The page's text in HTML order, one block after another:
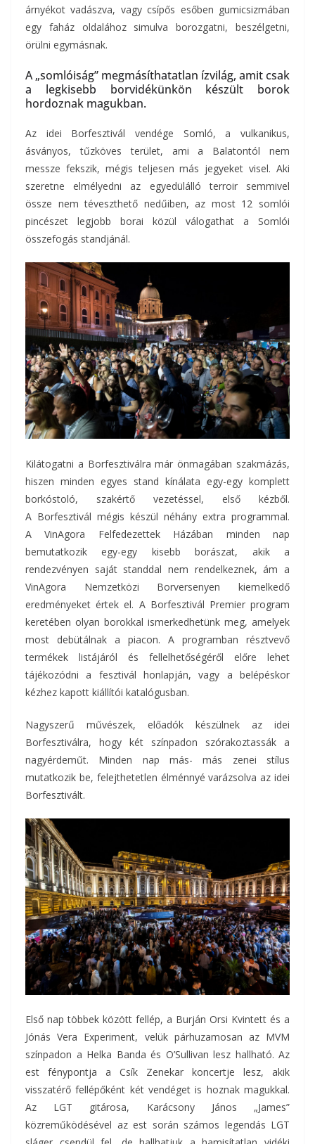
árnyékot vadászva, vagy csípős esőben gumicsizmában
egy faház oldalához simulva borozgatni, beszélgetni,
örülni egymásnak.
A „somlóiság” megmásíthatatlan ízvilág, amit csak
a legkisebb borvidékünkön készült borok
hordoznak magukban.
Az idei Borfesztivál vendége Somló, a vulkanikus,
ásványos, tűzköves terület, ami a Balatontól nem
messze fekszik, mégis teljesen más jegyeket visel. Aki
szeretne elmélyedni az egyedülálló terroir semmivel
össze nem téveszthető nedűiben, az most 12 somlói
pincészet legjobb borai közül válogathat a Somlói
összefogás standjánál.
Kilátogatni a Borfesztiválra már önmagában szakmázás,
hiszen minden egyes stand kínálata egy-egy komplett
borkóstoló, szakértő vezetéssel, első kézből.
A Borfesztivál mégis készül néhány extra programmal.
A VinAgora Felfedezettek Házában minden nap
bemutatkozik egy-egy kisebb borászat, akik a
rendezvényen saját standdal nem rendelkeznek, ám a
VinAgora Nemzetközi Borversenyen kiemelkedő
eredményeket értek el. A Borfesztivál Premier program
keretében olyan borokkal ismerkedhetünk meg, amelyek
most debütálnak a piacon. A programban résztvevő
termékek listájáról és fellelhetőségéről előre lehet
tájékozódni a fesztivál honlapján, vagy a belépéskor
kézhez kapott kiállítói katalógusban.
Nagyszerű művészek, előadók készülnek az idei
Borfesztiválra, hogy két színpadon szórakoztassák a
nagyérdeműt. Minden nap más- más zenei stílus
mutatkozik be, felejthetetlen élménnyé varázsolva az idei
Borfesztivált.
Első nap többek között fellép, a Burján Orsi Kvintett és a
Jónás Vera Experiment, velük párhuzamosan az MVM
színpadon a Helka Banda és O’Sullivan lesz hallható. Az
est fénypontja a Csík Zenekar koncertje lesz, akik
visszatérő fellépőként két vendéget is hoznak magukkal.
Az LGT gitárosa, Karácsony János „James”
közreműködésével az est során számos legendás LGT